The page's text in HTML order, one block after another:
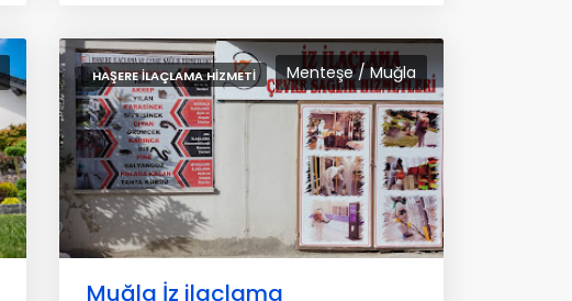
Menteşe / Muğla
HAŞERE İLAÇLAMA HIZMETI
Muğla İz ilaçlama